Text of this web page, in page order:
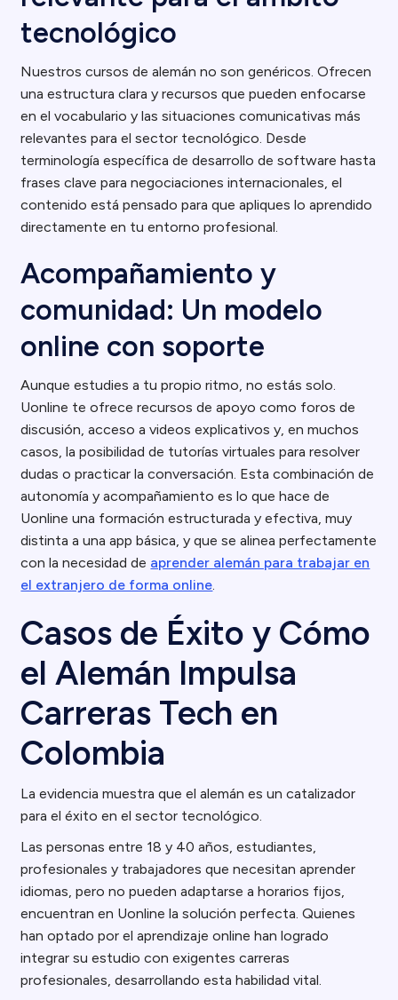
tecnológico
Nuestros cursos de alemán no son genéricos. Ofrecen
una estructura clara y recursos que pueden enfocarse
en el vocabulario y las situaciones comunicativas más
relevantes para el sector tecnológico. Desde
terminología específica de desarrollo de software hasta
frases clave para negociaciones internacionales, el
contenido está pensado para que apliques lo aprendido
directamente en tu entorno profesional.
Acompañamiento y
comunidad: Un modelo
online con soporte
Aunque estudies a tu propio ritmo, no estás solo.
Uonline te ofrece recursos de apoyo como foros de
discusión, acceso a videos explicativos y, en muchos
casos, la posibilidad de tutorías virtuales para resolver
dudas o practicar la conversación. Esta combinación de
autonomía y acompañamiento es lo que hace de
Uonline una formación estructurada y efectiva, muy
distinta a una app básica, y que se alinea perfectamente
con la necesidad de aprender alemán para trabajar en
el extranjero de forma online.
Casos de Éxito y Cómo
el Alemán Impulsa
Carreras Tech en
Colombia
La evidencia muestra que el alemán es un catalizador
para el éxito en el sector tecnológico.
Las personas entre 18 y 40 años, estudiantes,
profesionales y trabajadores que necesitan aprender
idiomas, pero no pueden adaptarse a horarios fijos,
encuentran en Uonline la solución perfecta. Quienes
han optado por el aprendizaje online han logrado
integrar su estudio con exigentes carreras
profesionales, desarrollando esta habilidad vital.